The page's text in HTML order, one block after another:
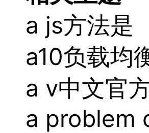
a js方法是
a10负载均
a v中文官
a problem